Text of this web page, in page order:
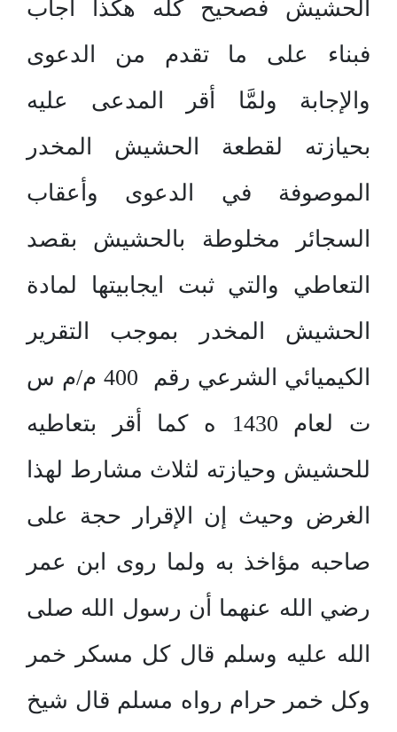
الحشيش فصحيح كله هكذا أجاب
فبناء على ما تقدم من الدعوى
والإجابة ولمَّا أقر المدعى عليه
بحيازته لقطعة الحشيش المخدر
الموصوفة في الدعوى وأعقاب
السجائر مخلوطة بالحشيش بقصد
التعاطي والتي ثبت ايجابيتها لمادة
الحشيش المخدر بموجب التقرير
الكيميائي الشرعي رقم 400 م/م س
ت لعام 1430 ه كما أقر بتعاطيه
للحشيش وحيازته لثلاث مشارط لهذا
الغرض وحيث إن الإقرار حجة على
صاحبه مؤاخذ به ولما روى ابن عمر
رضي الله عنهما أن رسول الله صلى
الله عليه وسلم قال كل مسكر خمر
وكل خمر حرام رواه مسلم قال شيخ